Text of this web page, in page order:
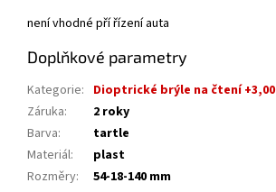
není vhodné pří řízení auta
Doplňkové parametry
Kategorie: Dioptrické brýle na čtení +3,00
Záruka:
2 roky
Barva:
tartle
Materiál:
plast
Rozměry: 54-18-140 mm